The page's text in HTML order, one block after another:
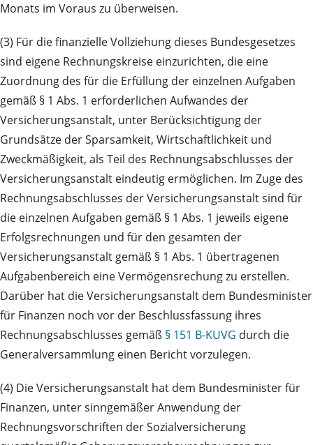
Monats im Voraus zu überweisen.
(3) Für die finanzielle Vollziehung dieses Bundesgesetzes
sind eigene Rechnungskreise einzurichten, die eine
Zuordnung des für die Erfüllung der einzelnen Aufgaben
gemäß § 1 Abs. 1 erforderlichen Aufwandes der
Versicherungsanstalt, unter Berücksichtigung der
Grundsätze der Sparsamkeit, Wirtschaftlichkeit und
Zweckmäßigkeit, als Teil des Rechnungsabschlusses der
Versicherungsanstalt eindeutig ermöglichen. Im Zuge des
Rechnungsabschlusses der Versicherungsanstalt sind für
die einzelnen Aufgaben gemäß § 1 Abs. 1 jeweils eigene
Erfolgsrechnungen und für den gesamten der
Versicherungsanstalt gemäß § 1 Abs. 1 übertragenen
Aufgabenbereich eine Vermögensrechung zu erstellen.
Darüber hat die Versicherungsanstalt dem Bundesminister
für Finanzen noch vor der Beschlussfassung ihres
Rechnungsabschlusses gemäß § 151 B-KUVG durch die
Generalversammlung einen Bericht vorzulegen.
(4) Die Versicherungsanstalt hat dem Bundesminister für
Finanzen, unter sinngemäßer Anwendung der
Rechnungsvorschriften der Sozialversicherung